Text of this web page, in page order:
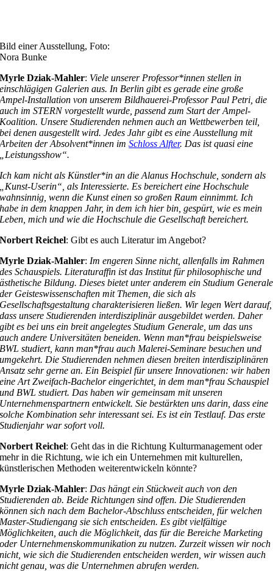
Bild einer Ausstellung, Foto:
Nora Bunke
Myrle Dziak-Mahler: Viele unserer Professor*innen stellen in
einschlägigen Galerien aus. In Berlin gibt es gerade eine große
Ampel-Installation von unserem Bildhauerei-Professor Paul Petri, die
auch im STERN vorgestellt wurde, passend zum Start der Ampel-
Koalition. Unsere Studierenden nehmen auch an Wettbewerben teil,
bei denen ausgestellt wird. Jedes Jahr gibt es eine Ausstellung mit
Arbeiten der Absolvent*innen imSchloss Alfter. Das ist quasi eine
„Leistungsshow“.
Ich kam nicht als Künstler*in an die Alanus Hochschule, sondern als
„Kunst-Userin“, als Interessierte. Es bereichert eine Hochschule
wahnsinnig, wenn die Kunst einen so großen Raum einnimmt. Ich
habe in dem knappen Jahr, in dem ich hier bin, gespürt, wie es mein
Leben, mich und wie die Hochschule die Gesellschaft bereichert.
Norbert Reichel: Gibt es auch Literatur im Angebot?
Myrle Dziak-Mahler: Im engeren Sinne nicht, allenfalls im Rahmen
des Schauspiels. Literaturaffin ist das Institut für philosophische und
ästhetische Bildung. Dieses bietet unter anderem ein Studium Generale
der Geisteswissenschaften mit Themen, die sich als
Gesellschaftsgestaltung charakterisieren ließen. Wir legen Wert darauf,
dass unsere Studierenden interdisziplinär ausgebildet werden. Daher
gibt es bei uns ein breit angelegtes Studium Generale, um das uns
auch andere Universitäten beneiden. Wenn man*frau beispielsweise
BWL studiert, kann man*frau auch Malerei-Seminare besuchen und
umgekehrt. Die Studierenden nehmen diesen breiten interdisziplinären
Ansatz sehr gerne an. Ein Beispiel für unsere Innovationen: wir haben
eine Art Zweifach-Bachelor eingerichtet, in dem man*frau Schauspiel
und BWL studiert. Das haben wir gemeinsam mit unseren
Unternehmenspartnern entwickelt. Sie bestärkten uns darin, dass eine
solche Kombination sehr interessant sei. Es ist ein Testlauf. Das erste
Studienjahr war sofort voll.
Norbert Reichel: Geht das in die Richtung Kulturmanagement oder
mehr in die Richtung, wie ich ein Unternehmen mit kulturellen,
künstlerischen Methoden weiterentwickeln könnte?
Myrle Dziak-Mahler: Das hängt ein Stückweit auch von den
Studierenden ab. Beide Richtungen sind offen. Die Studierenden
können sich nach dem Bachelor-Abschluss entscheiden, für welchen
Master-Studiengang sie sich entscheiden. Es gibt vielfältige
Möglichkeiten, auch die Möglichkeit, das für die Bereiche Marketing
oder Unternehmenskommunikation zu nutzen. Zurzeit wissen wir noch
nicht, wie sich die Studierenden entscheiden werden, wir wissen auch
nicht genau, was die Unternehmen abrufen werden.